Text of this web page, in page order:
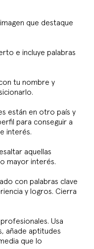
que destaque
e incluye palabras
tu nombre y
están en otro país y
para conseguir a
interés.
aquellas
mayor interés.
con palabras clave
y logros. Cierra
Usa
añade aptitudes
que lo